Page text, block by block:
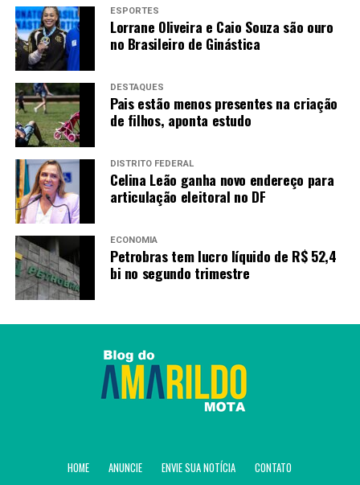
ESPORTES
Lorrane Oliveira e Caio Souza são ouro
no Brasileiro de Ginástica
DESTAQUES
Pais estão menos presentes na criação
de filhos, aponta estudo
DISTRITO FEDERAL
Celina Leão ganha novo endereço para
articulação eleitoral no DF
ECONOMIA
Petrobras tem lucro líquido de R$ 52,4
bi no segundo trimestre
HOME ANUNCIE ENVIE SUA NOTÍCIA CONTATO